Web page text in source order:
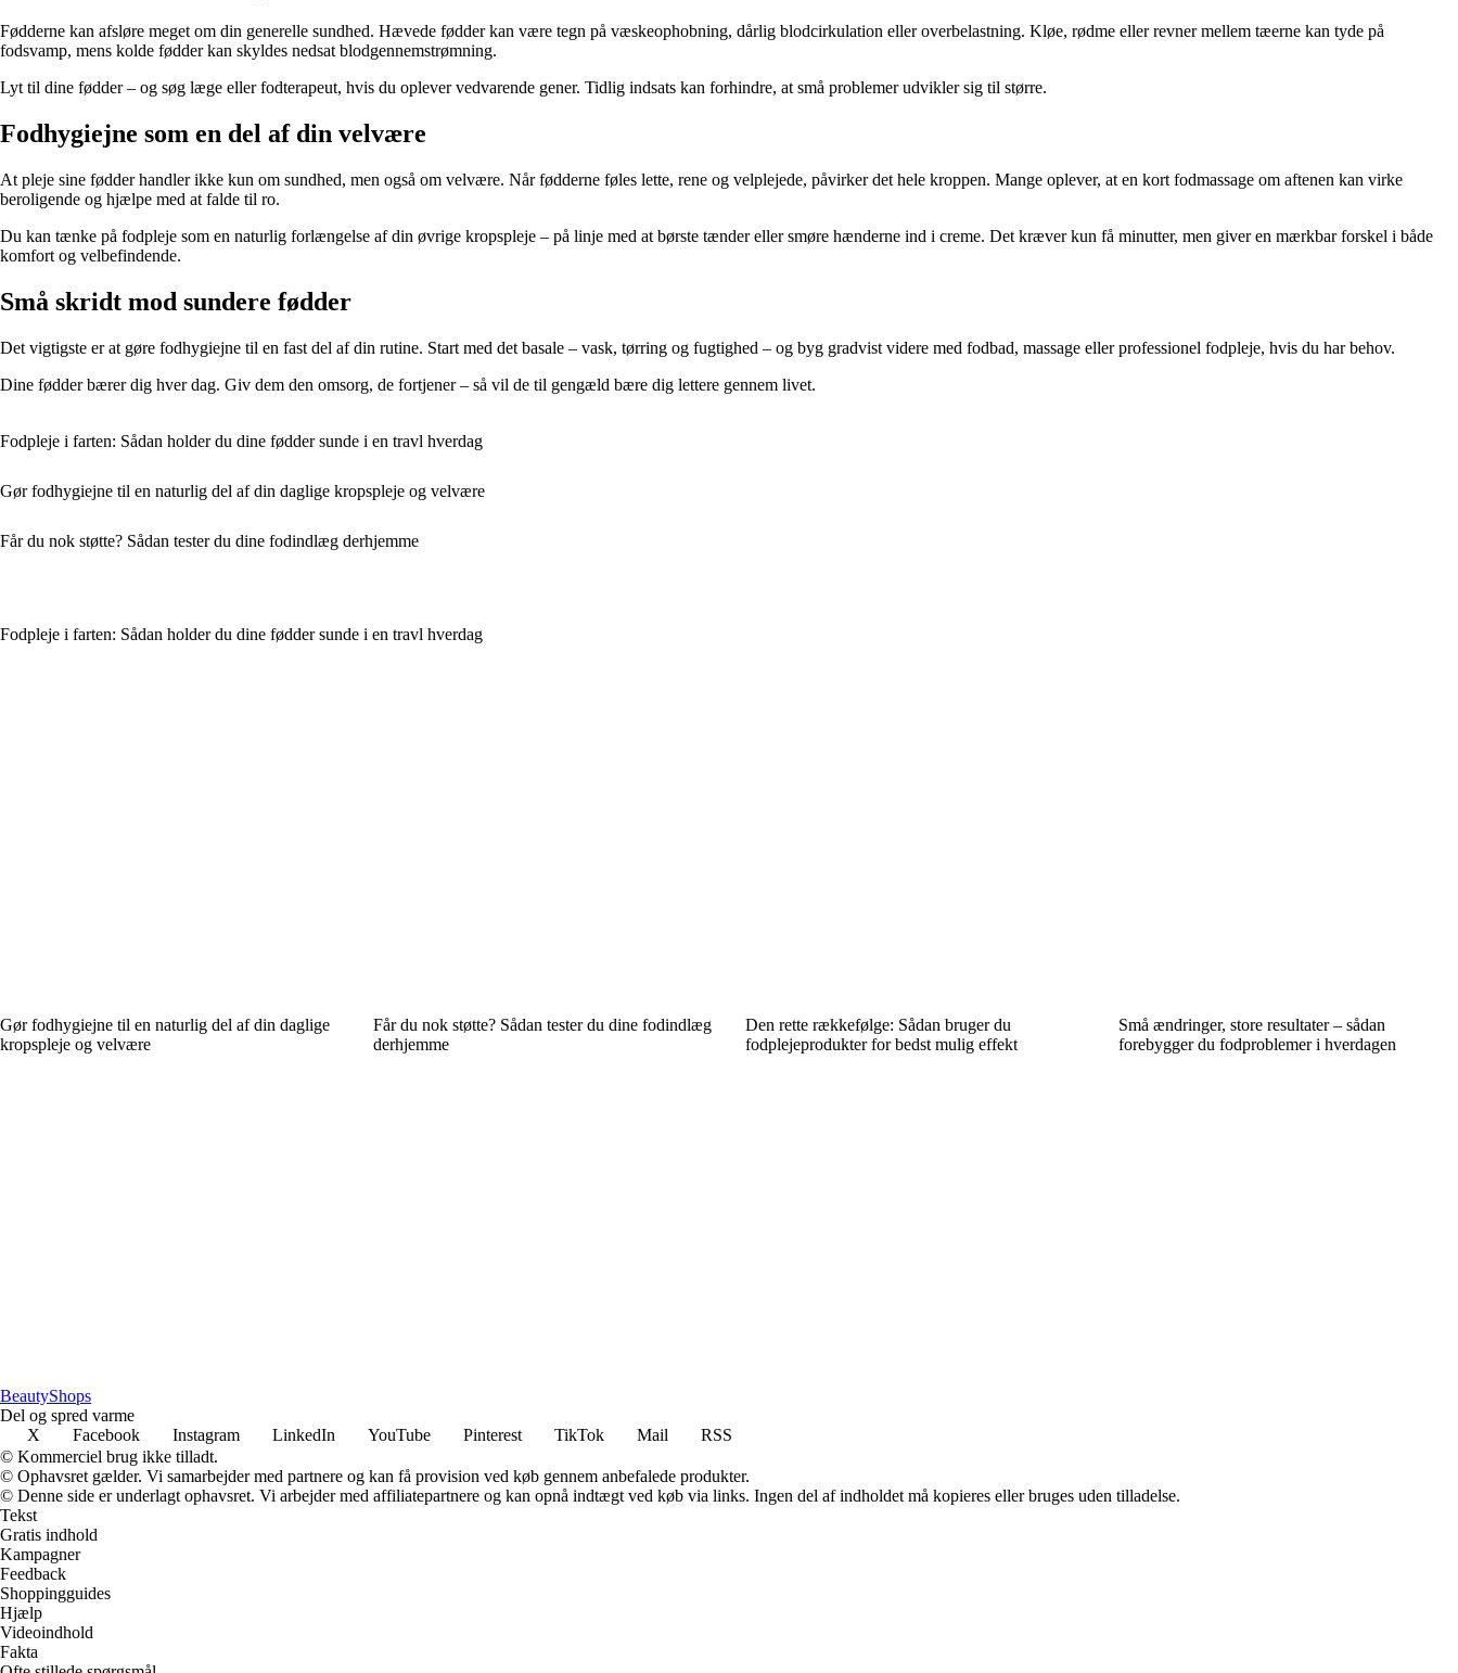
Fødderne kan afsløre meget om din generelle sundhed. Hævede fødder kan være tegn på væskeophobning, dårlig blodcirkulation eller overbelastning. Kløe, rødme eller revner mellem tæerne kan tyde på
fodsvamp, mens kolde fødder kan skyldes nedsat blodgennemstrømning.
Lyt til dine fødder – og søg læge eller fodterapeut, hvis du oplever vedvarende gener. Tidlig indsats kan forhindre, at små problemer udvikler sig til større.
Fodhygiejne som en del af din velvære
At pleje sine fødder handler ikke kun om sundhed, men også om velvære. Når fødderne føles lette, rene og velplejede, påvirker det hele kroppen. Mange oplever, at en kort fodmassage om aftenen kan virke
beroligende og hjælpe med at falde til ro.
Du kan tænke på fodpleje som en naturlig forlængelse af din øvrige kropspleje – på linje med at børste tænder eller smøre hænderne ind i creme. Det kræver kun få minutter, men giver en mærkbar forskel i både
komfort og velbefindende.
Små skridt mod sundere fødder
Det vigtigste er at gøre fodhygiejne til en fast del af din rutine. Start med det basale – vask, tørring og fugtighed – og byg gradvist videre med fodbad, massage eller professionel fodpleje, hvis du har behov.
Dine fødder bærer dig hver dag. Giv dem den omsorg, de fortjener – så vil de til gengæld bære dig lettere gennem livet.
Fodpleje i farten: Sådan holder du dine fødder sunde i en travl hverdag
Gør fodhygiejne til en naturlig del af din daglige kropspleje og velvære
Får du nok støtte? Sådan tester du dine fodindlæg derhjemme
Fodpleje i farten: Sådan holder du dine fødder sunde i en travl hverdag
Gør fodhygiejne til en naturlig del af din daglige
kropspleje og velvære
Får du nok støtte? Sådan tester du dine fodindlæg
derhjemme
Den rette rækkefølge: Sådan bruger du
fodplejeprodukter for bedst mulig effekt
Små ændringer, store resultater – sådan
forebygger du fodproblemer i hverdagen
BeautyShops
Del og spred varme
X
Facebook Instagram LinkedIn YouTube Pinterest TikTok Mail
RSS
© Kommerciel brug ikke tilladt.
© Ophavsret gælder. Vi samarbejder med partnere og kan få provision ved køb gennem anbefalede produkter.
© Denne side er underlagt ophavsret. Vi arbejder med affiliatepartnere og kan opnå indtægt ved køb via links. Ingen del af indholdet må kopieres eller bruges uden tilladelse.
Tekst
Gratis indhold
Kampagner
Feedback
Shoppingguides
Hjælp
Videoindhold
Fakta